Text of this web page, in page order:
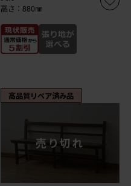
高さ：880㎜
高品質リペア済み品
売り切れ